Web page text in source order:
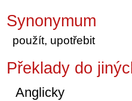
Synonymum
použít, upotřebit
Překlady do
Anglicky